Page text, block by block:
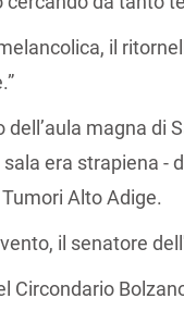
il
magna di
sala era strapiena
Alto Adige.
il senatore
Circondario